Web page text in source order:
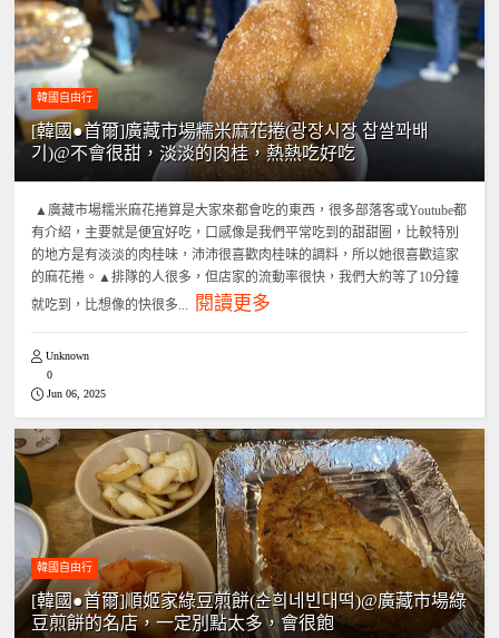
韓國自由行
[韓國●首爾]廣藏市場糯米麻花捲(광장시장 찹쌀꽈배
기)@不會很甜，淡淡的肉桂，熱熱吃好吃
▲廣藏市場糯米麻花捲算是大家來都會吃的東西，很多部落客或Youtube都
有介紹，主要就是便宜好吃，口感像是我們平常吃到的甜甜圈，比較特別
的地方是有淡淡的肉桂味，沛沛很喜歡肉桂味的調料，所以她很喜歡這家
的麻花捲。▲排隊的人很多，但店家的流動率很快，我們大約等了10分鐘
就吃到，比想像的快很多...
閱讀更多
Unknown
0
Jun 06, 2025
韓國自由行
[韓國●首爾]順姬家綠豆煎餅(순희네빈대떡)@廣藏市場綠
豆煎餅的名店，一定別點太多，會很飽